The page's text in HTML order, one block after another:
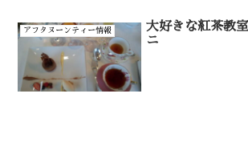
アフタヌーンティー情報
大好きな紅茶教
ニ